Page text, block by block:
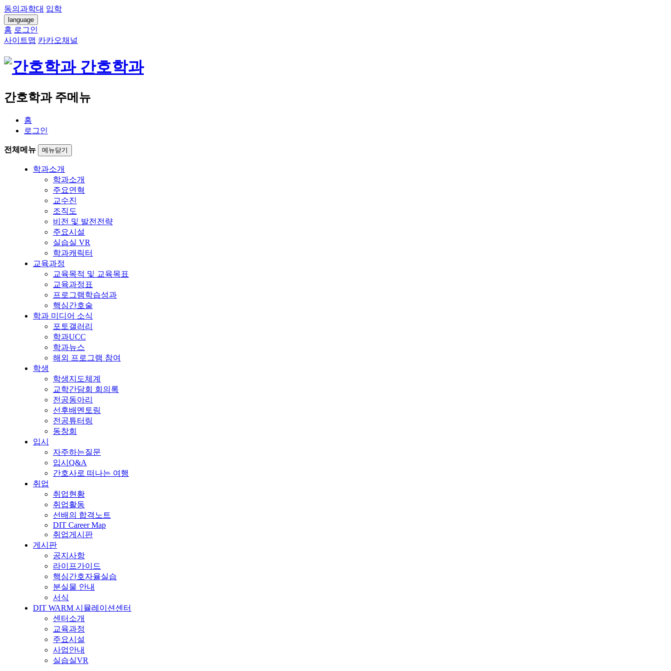
동의과학대 입학
language
홈 로그인
사이트맵 카카오채널
간호학과
간호학과 주메뉴
홈
로그인
전체메뉴 메뉴닫기
학과소개
학과소개
주요연혁
교수진
조직도
비전 및 발전전략
주요시설
실습실 VR
학과캐릭터
교육과정
교육목적 및 교육목표
교육과정표
프로그램학습성과
핵심간호술
학과 미디어 소식
포토갤러리
학과UCC
학과뉴스
해외 프로그램 참여
학생
학생지도체계
교학간담회 회의록
전공동아리
선후배멘토링
전공튜터링
동창회
입시
자주하는질문
입시Q&A
간호사로 떠나는 여행
취업
취업현황
취업활동
선배의 합격노트
DIT Career Map
취업게시판
게시판
공지사항
라이프가이드
핵심간호자율실습
분실물 안내
서식
DIT WARM 시뮬레이션센터
센터소개
교육과정
주요시설
사업안내
실습실VR